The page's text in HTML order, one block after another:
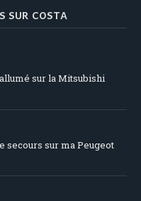
SUR COSTA
sur la Mitsubishi
secours sur ma Peugeot